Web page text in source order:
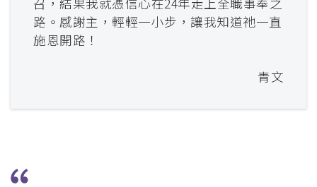
路。感謝主，輕輕一小步，讓我知道祂一直
施恩開路！
青文